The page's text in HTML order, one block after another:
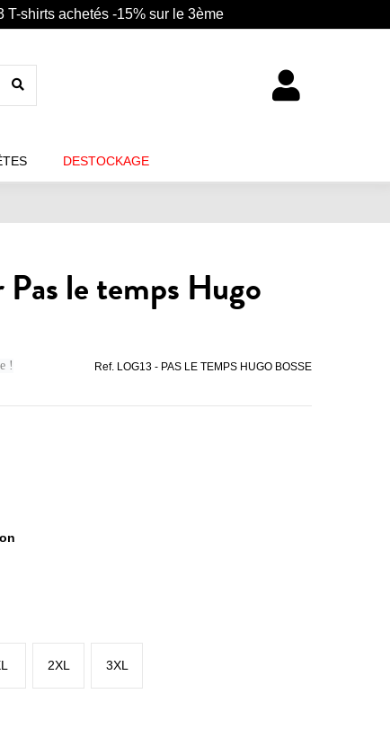
shirts achetés -15% sur le 3ème
DESTOCKAGE
le temps Hugo
! Ref. LOG13 - PAS LE TEMPS HUGO BOSSE
2XL 3XL